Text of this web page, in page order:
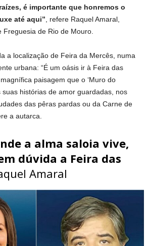
é importante que honremos o
até aqui”, refere Raquel Amaral,
Freguesia de Rio de Mouro.
a localização de Feira da Mercês, numa
urbana: “É um oásis ir à Feira das
paisagem que o ‘Muro do
suas histórias de amor guardadas, nos
das pêras pardas ou da Carne de
a autarca.
a alma saloia vive,
dúvida a Feira das
Amaral